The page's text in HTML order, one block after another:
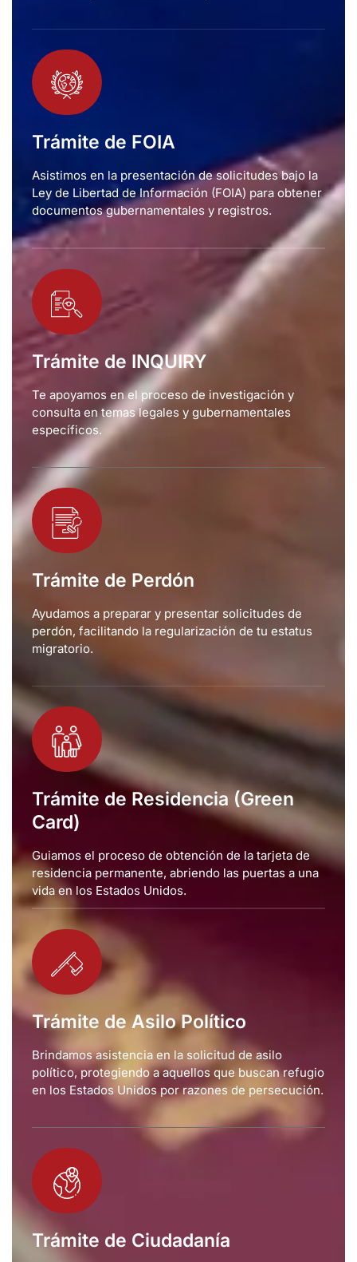
Trámite de FOIA
Asistimos en la presentación de solicitudes bajo la
Ley de Libertad de Información (FOIA) para obtener
documentos gubernamentales y registros.
Trámite de INQUIRY
Te apoyamos en el proceso de investigación y
consulta en temas legales y gubernamentales
específicos.
Trámite de Perdón
Ayudamos a preparar y presentar solicitudes de
perdón, facilitando la regularización de tu estatus
migratorio.
Trámite de Residencia (Green
Card)
Guiamos el proceso de obtención de la tarjeta de
residencia permanente, abriendo las puertas a una
vida en los Estados Unidos.
Trámite de Asilo Político
Brindamos asistencia en la solicitud de asilo
político, protegiendo a aquellos que buscan refugio
en los Estados Unidos por razones de persecución.
Trámite de Ciudadanía